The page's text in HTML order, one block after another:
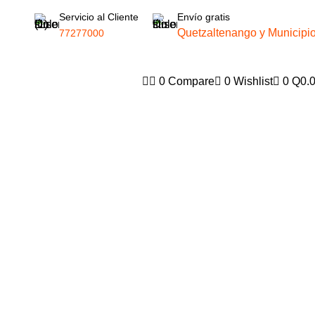
Servicio al Cliente
77277000
Envío gratis
Quetzaltenango y
0 Compare 0 Wishlist 0 Q